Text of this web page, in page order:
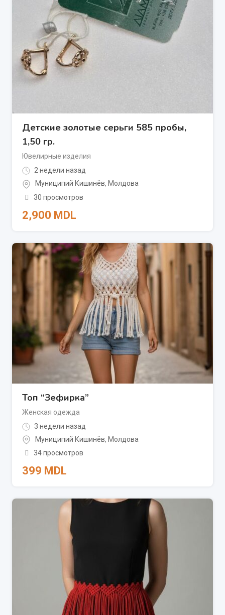
Детские золотые серьги 585 пробы,
1,50 гр.
Ювелирные изделия
2 недели назад
Муниципий Кишинёв, Молдова
30 просмотров
2,900 MDL
Топ “Зефирка”
Женская одежда
3 недели назад
Муниципий Кишинёв, Молдова
34 просмотров
399 MDL